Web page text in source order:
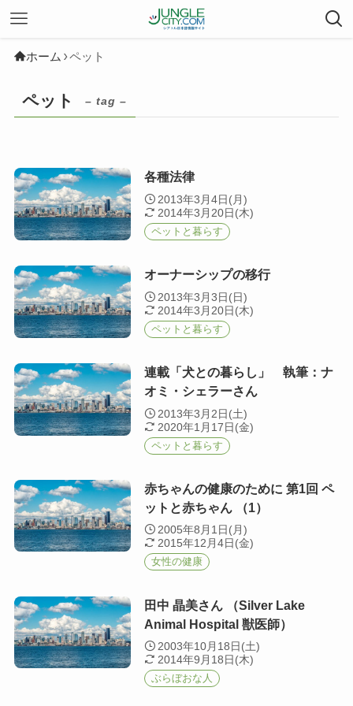
ホーム ペット
ペット – tag –
各種法律
2013年3月4日(月)
2014年3月20日(木)
ペットと暮らす
オーナーシップの移行
2013年3月3日(日)
2014年3月20日(木)
ペットと暮らす
連載「犬との暮らし」 執筆：ナ
オミ・シェラーさん
2013年3月2日(土)
2020年1月17日(金)
ペットと暮らす
赤ちゃんの健康のために 第1回 ペ
ットと赤ちゃん （1）
2005年8月1日(月)
2015年12月4日(金)
女性の健康
田中 晶美さん （Silver Lake
Animal Hospital 獣医師）
2003年10月18日(土)
2014年9月18日(木)
ぶらぼおな人